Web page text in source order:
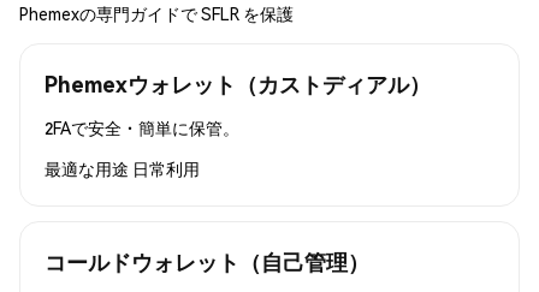
Phemexの専門ガイドで SFLR を保護
Phemexウォレット（カストディアル）
2FAで安全・簡単に保管。
最適な用途 日常利用
コールドウォレット（自己管理）